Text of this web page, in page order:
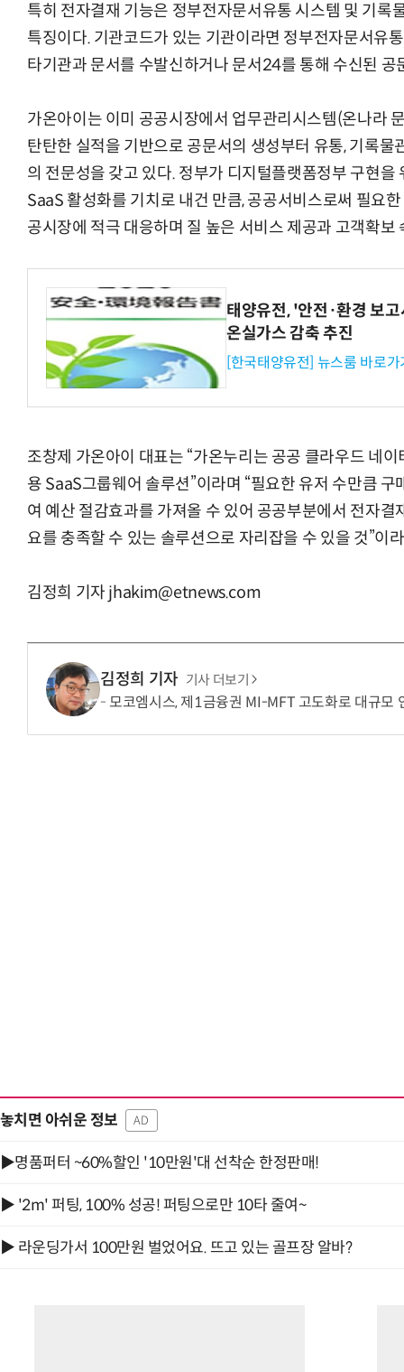
특히 전자결재 기능은 정부전자문서유통 시스템 및 기록
특징이다. 기관코드가 있는 기관이라면 정부전자문서유
타기관과 문서를 수발신하거나 문서24를 통해 수신된 공
가온아이는 이미 공공시장에서 업무관리시스템(온나라
탄탄한 실적을 기반으로 공문서의 생성부터 유통, 기록물
의 전문성을 갖고 있다. 정부가 디지털플랫폼정부 구현을
SaaS 활성화를 기치로 내건 만큼, 공공서비스로써 필요
공시장에 적극 대응하며 질 높은 서비스 제공과 고객확보
태양유전, '안전·환경 보
온실가스 감축 추진
[한국태양유전] 뉴스룸 바로가
조창제 가온아이 대표는 “가온누리는 공공 클라우드 네
용 SaaS그룹웨어 솔루션”이라며 “필요한 유저 수만큼
여 예산 절감효과를 가져올 수 있어 공공부분에서 전자결
요를 충족할 수 있는 솔루션으로 자리잡을 수 있을 것”이
김정희 기자 jhakim@etnews.com
김정희 기자 기사 더보기
모코엠시스, 제1금융권 MI-MFT 고도화로 대규모
놓치면 아쉬운 정보 AD
▶명품퍼터 ~60%할인 '10만원'대 선착순 한정판매!
▶ '2m' 퍼팅, 100% 성공! 퍼팅으로만 10타 줄여~
▶ 라운딩가서 100만원 벌었어요. 뜨고 있는 골프장 알바?